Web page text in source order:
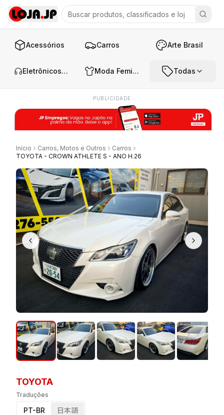
Acessórios Carros Arte Brasil
Eletrônicos e Áudio Moda Feminina Todas
PUBLICIDADE
Início Carros, Motos e Outros
Carros
TOYOTA - CROWN ATHLETE S - ANO H.26
TOYOTA
Traduções
PT-BR 日本語